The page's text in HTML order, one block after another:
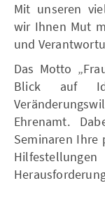
Mit unseren
wir Ihnen Mut
und
Das Motto
Blick auf
Ehrenamt.
Seminaren Ihre